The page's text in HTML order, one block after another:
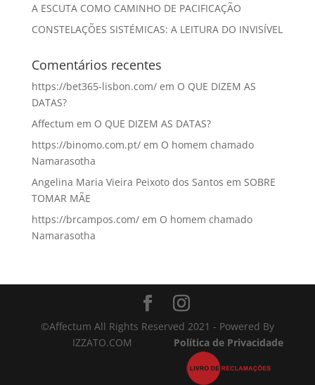
A ESCUTA COMO CAMINHO DE PACIFICAÇÃO
CONSTELAÇÕES SISTÉMICAS: A LEITURA DO INVISÍVEL
Comentários recentes
https://bet365-lisbon.com/em O QUE DIZEM AS
DATAS?
Affectum em O QUE DIZEM AS DATAS?
https://binomo.com.pt/em O homem chamado
Namarasotha
Angelina Maria Vieira Peixoto dos Santos em SOBRE
TOMAR MÃE
https://brcampos.com/em O homem chamado
Namarasotha
©Affectum All Rights Reserved 2021 - Powered By
IZZATO.COM
Política de Privacidade